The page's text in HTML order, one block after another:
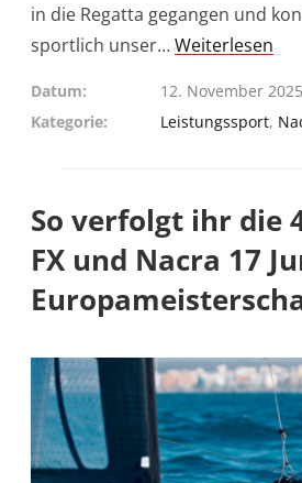
in die Regatta gegangen und
sportlich unser…Weiterlesen
Datum
12. November 2025
Kategorie
Leistungssport,
So verfolgt ihr die
FX und Nacra 17